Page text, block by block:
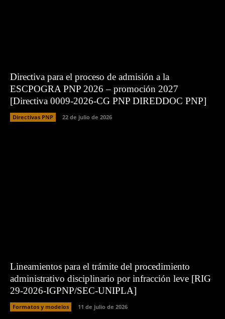
Directiva para el proceso de admisión a la
ESCPOGRA PNP 2026 – promoción 2027
[Directiva 0009-2026-CG PNP DIREDDOC PNP]
Directivas PNP 22 de julio de 2026
Lineamientos para el trámite del procedimiento
administrativo disciplinario por infracción leve [RIG
29-2026-IGPNP/SEC-UNIPLA]
Formatos y modelos 11 de julio de 2026